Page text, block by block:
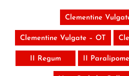
Clementine
Clementine Vulgate – OT
II Regum II